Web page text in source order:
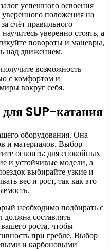
успешного освоения
положения на
счёт правильного
уверенно стоять, а
повороты и маневры,
над движением.
возможность
с комфортом и
вокруг себя.
SUP-катания
оборудования. Она
и материалов. Выбор
освоить: для спокойных
и устойчивые модели, а
выбирайте узкие и
вес и рост, так как это
необходимо подбирать с
должна составлять
роста, чтобы
при гребле. Выбор
и карбоновыми